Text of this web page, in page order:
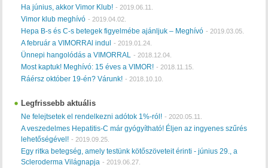
Ha június, akkor Vimor Klub! - 2019.06.11.
Vimor klub meghívó - 2019.04.02.
Hepa B-s és C-s betegek figyelmébe ajánljuk – Meghívó - 2019.03.05.
A február a VIMORRAl indul - 2019.01.24.
Ünnepi hangolódás a VIMORRAL - 2018.12.04.
Most kaptuk! Meghívó: 15 éves a VIMOR! - 2018.11.15.
Ráérsz október 19-én? Várunk! - 2018.10.10.
Legfrissebb aktuális
Ne felejtsetek el rendelkezni adótok 1%-ról! - 2020.05.11.
A veszedelmes Hepatitis-C már gyógyítható! Éljen az ingyenes szűrés
lehetőségével! - 2019.09.25.
Egy ritka betegség, amely testünk kötőszöveteit érinti - június 29., a
Scleroderma Világnapja - 2019.06.27.